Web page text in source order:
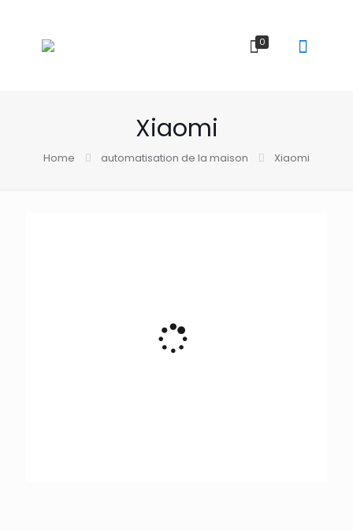
0
Xiaomi
Home automatisation de la maison Xiaomi